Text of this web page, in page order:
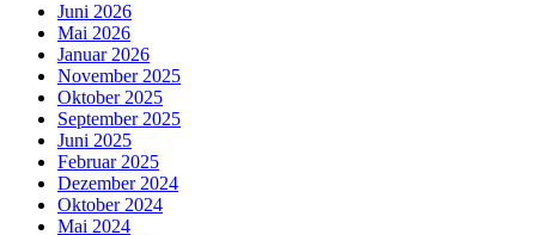
Juni 2026
Mai 2026
Januar 2026
November 2025
Oktober 2025
September 2025
Juni 2025
Februar 2025
Dezember 2024
Oktober 2024
Mai 2024